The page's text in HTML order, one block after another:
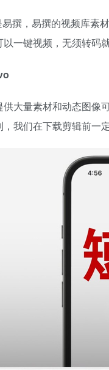
撰，易撰的视频库素
以一键视频，无须转码
大量素材和动态图像
我们在下载剪辑前一